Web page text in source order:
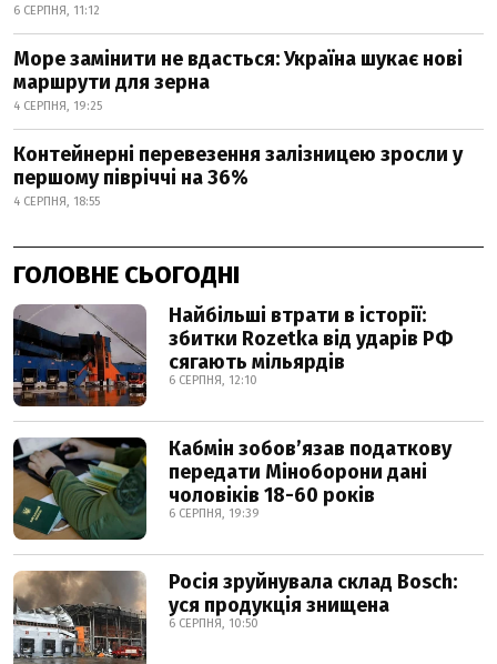
6 СЕРПНЯ, 11:12
Море замінити не вдасться: Україна шукає нові
маршрути для зерна
4 СЕРПНЯ, 19:25
Контейнерні перевезення залізницею зросли у
першому півріччі на 36%
4 СЕРПНЯ, 18:55
ГОЛОВНЕ СЬОГОДНІ
Найбільші втрати в історії:
збитки Rozetka від ударів РФ
сягають мільярдів
6 СЕРПНЯ, 12:10
Кабмін зобовʼязав податкову
передати Міноборони дані
чоловіків 18-60 років
6 СЕРПНЯ, 19:39
Росія зруйнувала склад Bosch:
уся продукція знищена
6 СЕРПНЯ, 10:50